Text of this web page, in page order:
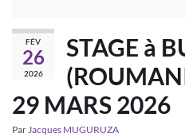
FÉV
26
2026
STAGE à
29 MARS 2026
ParJacques MUGURUZA